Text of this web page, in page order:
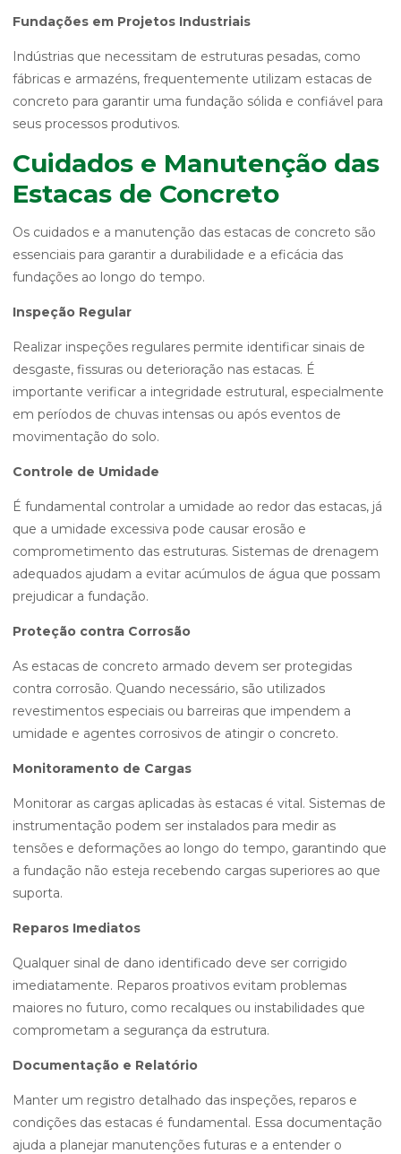
Fundações em Projetos Industriais
Indústrias que necessitam de estruturas pesadas, como
fábricas e armazéns, frequentemente utilizam estacas de
concreto para garantir uma fundação sólida e confiável para
seus processos produtivos.
Cuidados e Manutenção das
Estacas de Concreto
Os cuidados e a manutenção das estacas de concreto são
essenciais para garantir a durabilidade e a eficácia das
fundações ao longo do tempo.
Inspeção Regular
Realizar inspeções regulares permite identificar sinais de
desgaste, fissuras ou deterioração nas estacas. É
importante verificar a integridade estrutural, especialmente
em períodos de chuvas intensas ou após eventos de
movimentação do solo.
Controle de Umidade
É fundamental controlar a umidade ao redor das estacas, já
que a umidade excessiva pode causar erosão e
comprometimento das estruturas. Sistemas de drenagem
adequados ajudam a evitar acúmulos de água que possam
prejudicar a fundação.
Proteção contra Corrosão
As estacas de concreto armado devem ser protegidas
contra corrosão. Quando necessário, são utilizados
revestimentos especiais ou barreiras que impendem a
umidade e agentes corrosivos de atingir o concreto.
Monitoramento de Cargas
Monitorar as cargas aplicadas às estacas é vital. Sistemas de
instrumentação podem ser instalados para medir as
tensões e deformações ao longo do tempo, garantindo que
a fundação não esteja recebendo cargas superiores ao que
suporta.
Reparos Imediatos
Qualquer sinal de dano identificado deve ser corrigido
imediatamente. Reparos proativos evitam problemas
maiores no futuro, como recalques ou instabilidades que
comprometam a segurança da estrutura.
Documentação e Relatório
Manter um registro detalhado das inspeções, reparos e
condições das estacas é fundamental. Essa documentação
ajuda a planejar manutenções futuras e a entender o